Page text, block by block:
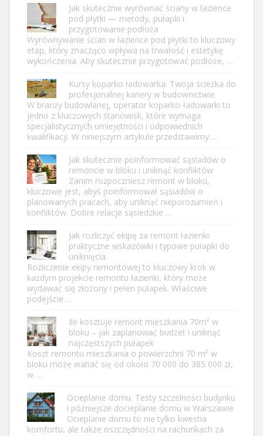
Jak skutecznie wyrównać ściany w łazience
pod płytki — metody, pułapki i
przygotowanie podłoża
Wyrównywanie ścian w łazience pod płytki to kluczowy
etap, który znacząco wpływa na trwałość i estetykę
wykończenia. Aby skutecznie przygotować podłoże, …
Kursy koparko ładowarka: Twoja ścieżka do
profesjonalnej kariery w budownictwie
W branży budowlanej, operator koparko-ładowarki to
jedno z kluczowych stanowisk, które wymaga
specjalistycznych umiejętności i odpowiednich
kwalifikacji. W niniejszym artykule przedstawimy …
Jak skutecznie poinformować sąsiadów o
remoncie w bloku i uniknąć konfliktów
Zanim rozpoczniesz remont w bloku,
kluczowe jest, abyś poinformował sąsiadów o
planowanych pracach, aby uniknąć nieporozumień i
konfliktów. Dobre relacje sąsiedzkie …
Jak rozliczyć ekipę za remont łazienki:
praktyczne wskazówki i typowe pułapki do
uniknięcia
Rozliczenie ekipy remontowej to kluczowy krok w
każdym projekcie remontu łazienki, który może
wydawać się złożony i pełen pułapek. Właściwe
podejście …
Ile kosztuje remont mieszkania 70m² w
bloku – jak zaplanować budżet i uniknąć
najczęstszych pułapek
Koszt remontu mieszkania o powierzchni 70 m² w
bloku może wahać się od około 70 000 do 385 000 zł,
w …
Ocieplanie domu. Testy szczelności budynku
i późniejsze docieplanie domu w Warszawie
Ocieplanie domu to nie tylko kwestia
komfortu, ale także oszczędności na rachunkach za